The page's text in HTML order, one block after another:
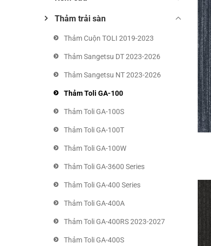
Thảm trải sàn
Thảm Cuộn TOLI 2019-2023
Thảm Sangetsu DT 2023-2026
Thảm Sangetsu NT 2023-2026
Thảm Toli GA-100
Thảm Toli GA-100S
Thảm Toli GA-100T
Thảm Toli GA-100W
Thảm Toli GA-3600 Series
Thảm Toli GA-400 Series
Thảm Toli GA-400A
Thảm Toli GA-400RS 2023-2027
Thảm Toli GA-400S